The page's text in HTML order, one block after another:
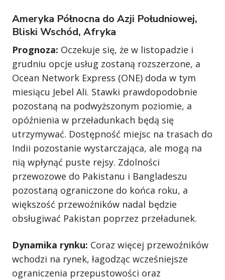
Ameryka Północna do Azji Południowej,
Bliski Wschód, Afryka
Prognoza: Oczekuje się, że w listopadzie i
grudniu opcje usług zostaną rozszerzone, a
Ocean Network Express (ONE) doda w tym
miesiącu Jebel Ali. Stawki prawdopodobnie
pozostaną na podwyższonym poziomie, a
opóźnienia w przeładunkach będą się
utrzymywać. Dostępność miejsc na trasach do
Indii pozostanie wystarczająca, ale mogą na
nią wpłynąć puste rejsy. Zdolności
przewozowe do Pakistanu i Bangladeszu
pozostaną ograniczone do końca roku, a
większość przewoźników nadal będzie
obsługiwać Pakistan poprzez przeładunek.
Dynamika rynku: Coraz więcej przewoźników
wchodzi na rynek, łagodząc wcześniejsze
ograniczenia przepustowości oraz